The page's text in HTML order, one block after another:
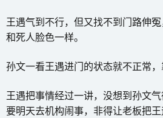
王遇气到不行，但又找不到门路伸
和死人脸色一样。
孙文一看王遇进门的状态就不正常
王遇把事情经过一讲，没想到孙文
要明天去机构闹事，非得让老板把